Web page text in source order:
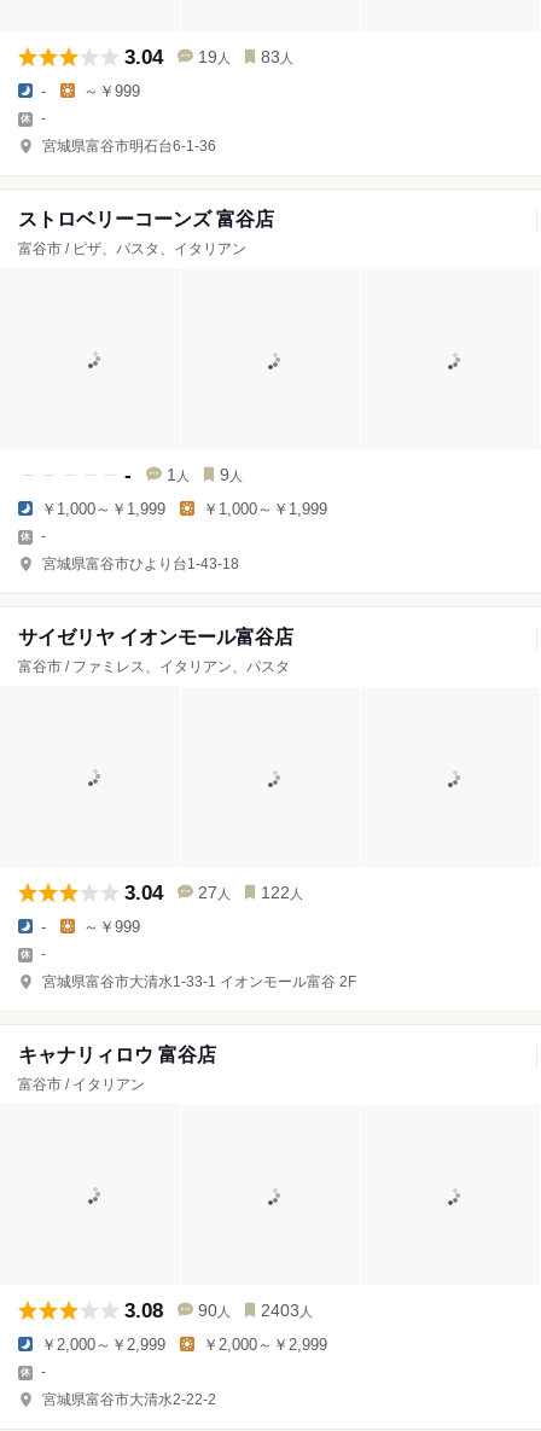
3.04 19 人 83 人
- ～￥999
-
宮城県富谷市明石台6-1-36
ストロベリーコーンズ 富谷店
富谷市 / ピザ、パスタ、イタリアン
- 1 人 9 人
￥1,000～￥1,999 ￥1,000～￥1,999
-
宮城県富谷市ひより台1-43-18
サイゼリヤ イオンモール富谷店
富谷市 / ファミレス、イタリアン、パスタ
3.04 27 人 122 人
- ～￥999
-
宮城県富谷市大清水1-33-1 イオンモール富谷 2F
キャナリィロウ 富谷店
富谷市 / イタリアン
3.08 90 人 2403 人
￥2,000～￥2,999 ￥2,000～￥2,999
-
宮城県富谷市大清水2-22-2